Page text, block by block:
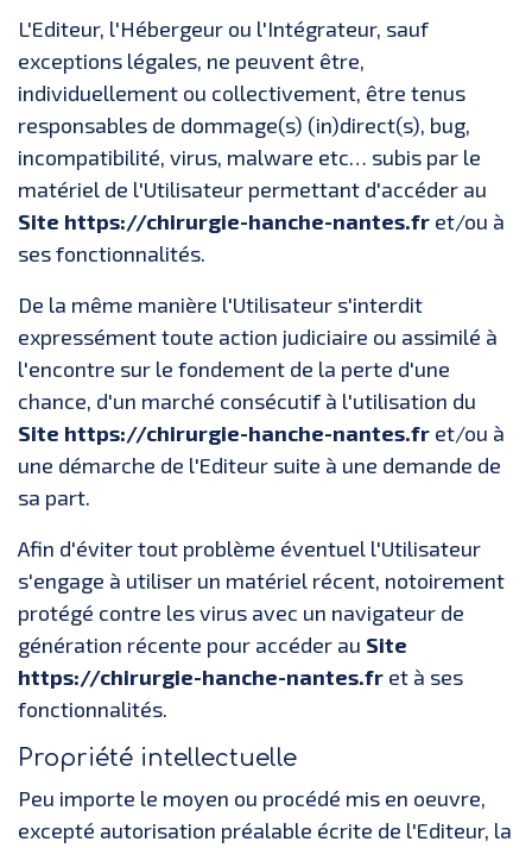
L'Editeur, l'Hébergeur ou l'Intégrateur, sauf
exceptions légales, ne peuvent être,
individuellement ou collectivement, être tenus
responsables de dommage(s) (in)direct(s), bug,
incompatibilité, virus, malware etc… subis par le
matériel de l'Utilisateur permettant d'accéder au
Site https://chirurgie-hanche-nantes.fr et/ou à
ses fonctionnalités.
De la même manière l'Utilisateur s'interdit
expressément toute action judiciaire ou assimilé à
l'encontre sur le fondement de la perte d'une
chance, d'un marché consécutif à l'utilisation du
Site https://chirurgie-hanche-nantes.fr et/ou à
une démarche de l'Editeur suite à une demande de
sa part.
Afin d'éviter tout problème éventuel l'Utilisateur
s'engage à utiliser un matériel récent, notoirement
protégé contre les virus avec un navigateur de
génération récente pour accéder au Site
https://chirurgie-hanche-nantes.fr et à ses
fonctionnalités.
Propriété intellectuelle
Peu importe le moyen ou procédé mis en oeuvre,
excepté autorisation préalable écrite de l'Editeur, la